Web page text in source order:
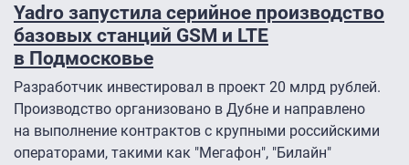
Yadro запустила серийное производство
базовых станций GSM и LTE
в Подмосковье
Разработчик инвестировал в проект 20 млрд рублей.
Производство организовано в Дубне и направлено
на выполнение контрактов с крупными российскими
операторами, такими как "Мегафон", "Билайн"